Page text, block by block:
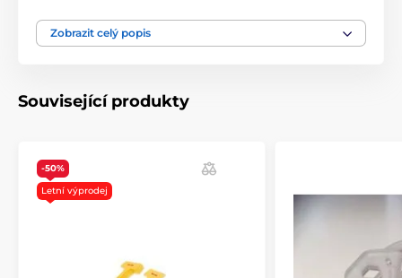
Produkt je zařazen v kategoriích
Zobrazit celý popis
Související produkty
-50%
Letní výprodej